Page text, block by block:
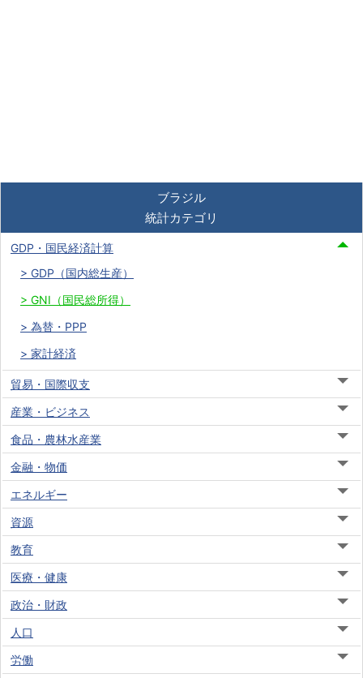
ブラジル
統計カテゴリ
GDP・国民経済計算
GDP（国内総生産）
GNI（国民総所得）
為替・PPP
家計経済
貿易・国際収支
産業・ビジネス
食品・農林水産業
金融・物価
エネルギー
資源
教育
医療・健康
政治・財政
人口
労働